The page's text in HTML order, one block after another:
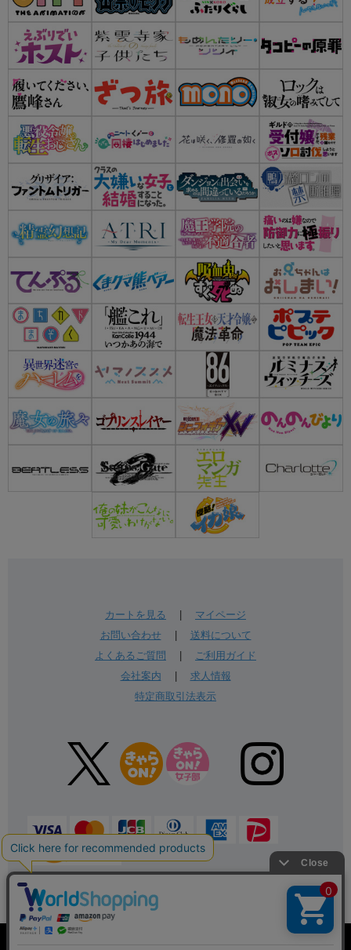
カートを見る
マイページ
お問い合わせ| 送料について
よくあるご質問
ご利用ガイド
会社案内
求人情報
特定商取引法表示